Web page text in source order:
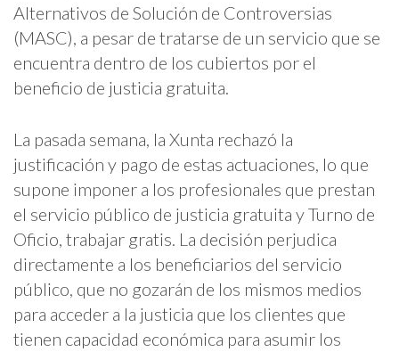
Alternativos de Solución de Controversias
(MASC), a pesar de tratarse de un servicio que se
encuentra dentro de los cubiertos por el
beneficio de justicia gratuita.
La pasada semana, la Xunta rechazó la
justificación y pago de estas actuaciones, lo que
supone imponer a los profesionales que prestan
el servicio público de justicia gratuita y Turno de
Oficio, trabajar gratis. La decisión perjudica
directamente a los beneficiarios del servicio
público, que no gozarán de los mismos medios
para acceder a la justicia que los clientes que
tienen capacidad económica para asumir los